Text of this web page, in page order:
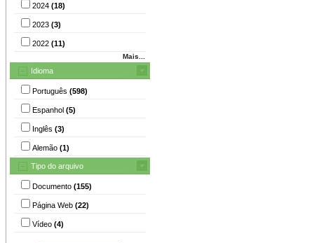
2024 (18)
2023 (3)
2022 (11)
Mais...
Idioma
Português (598)
Espanhol (5)
Inglês (3)
Alemão (1)
Tipo do arquivo
Documento (155)
Página Web (22)
Vídeo (4)